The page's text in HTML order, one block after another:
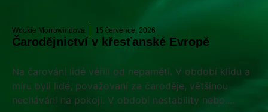
Wookie Morrowindová 15 července, 2026
Čarodějnictví v křesťanské Evropě
Na čarování lidé věřili od nepaměti. V období klidu a
míru byli lidé, považovaní za čaroděje, většinou
necháváni na pokoji. V období nestability nebo....